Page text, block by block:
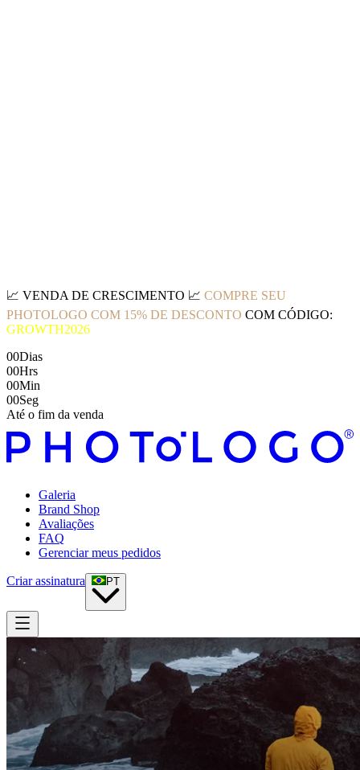
📈 VENDA DE CRESCIMENTO 📈 COMPRE SEU
PHOTOLOGO COM 15% DE DESCONTO COM CÓDIGO:
GROWTH2026
00Dias
00Hrs
00Min
00Seg
Até o fim da venda
Galeria
Brand Shop
Avaliações
FAQ
Gerenciar meus pedidos
Criar assinatura PT